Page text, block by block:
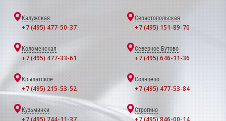
Калужская
+7 (495) 477-50-37
Севастопольская
+7 (495) 151-89-70
Коломенская
+7 (495) 477-33-61
Северное Бутово
+7 (495) 646-11-36
Крылатское
+7 (495) 215-53-52
Солнцево
+7 (495) 477-53-84
Кузьминки Строгино